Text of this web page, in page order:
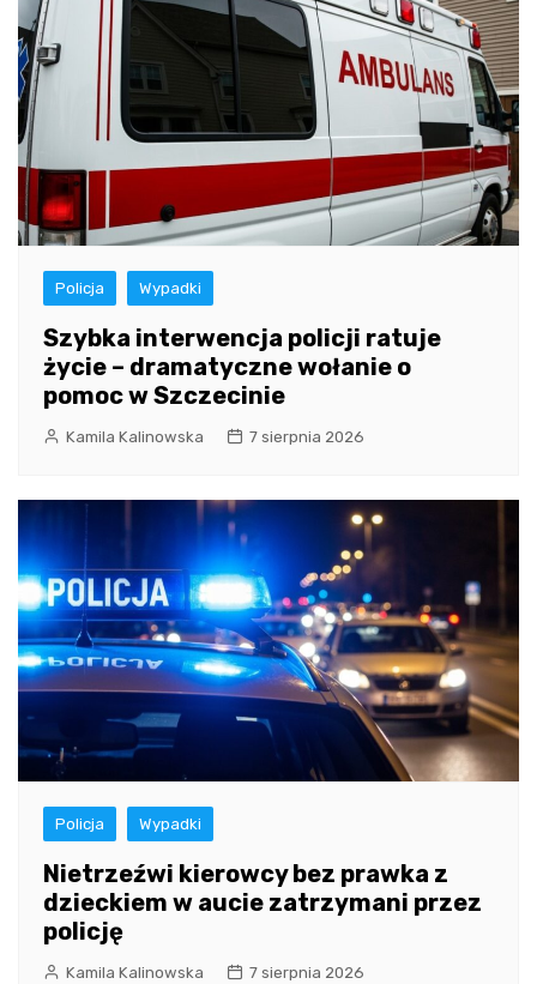
Policja Wypadki
Szybka interwencja policji ratuje
życie – dramatyczne wołanie o
pomoc w Szczecinie
Kamila Kalinowska 7 sierpnia 2026
Policja Wypadki
Nietrzeźwi kierowcy bez prawka z
dzieckiem w aucie zatrzymani przez
policję
Kamila Kalinowska 7 sierpnia 2026